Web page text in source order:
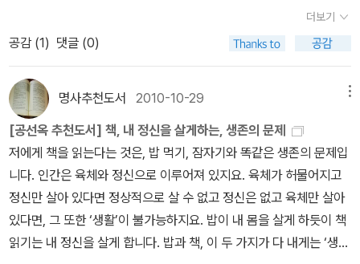
스런 전쟁통... 내가 누구 편인지 그 소속도 갈팡지팡한 전쟁통에 이편
대 당하고, 오로지 평범하게 살려는 일념으로 귀향을 단행하기에 이
른다. 이제 행복해질만도 한데... 현실은 그를 결코 평범하게 살도록
놓아두지는 않았다. 그의 옛친구 미시카는 형 페트로를 죽인 원수인
데, 이제는 귀여운 여동생 두냐시카를 아내로 맞아 매제가 되어 있었
으며,매제에게 쫓기는 그리고리는 고향을 떠난다. 다시 한 번 그는 의
지와 상관 없이 반혁명게릴라 부대에 잡혀 전투에 참여하게 되지만
그의 마음은 전쟁을 초월하여 아크시냐와의 재회에만 뜻을 두고 있었
고, 두 사람은 극적으로 재회하지만 총알 하나가 사랑하는 아크시냐
의 숨을 끊어 버린다. 누구 편의 총알인지 그런 것은 전혀 중요하지 않
입니다. <사기>는 본기, 표, 서, 세가, 열전으로 되어 있습니다. 본기
는 사마천이 살던 시기까지 작자가 생각하기에 역사의 가장 중요한
시기를 좌우했던 인물들에 관한 책이고, 표는 말 그대로 연표, 서는 전
래의 예악, 천관, 율법 등을 정리한 책입니다. 그래 역사를 전공하지
않는다면 표와 서를 읽을 필요는 없을 듯합니다. 세가는 본기에 실리
지 않았으나 영웅의 풍모를 지닌 사람들에 관한 기록입니다. 한 시대
를 대표하는 제후들이 주로 소개가 됩니다만 사마천은 이 속에 역사
상 첫 번째 민란의 주인공으로 진시황의 나라 진나라를 멸망으로 빠
지게 만든 일반 백성 출신의 농민반란군 수괴 진섭을 위해서도 한 챕
터를 마련해놓았습니다. 파란만장한 영웅들의 행적을 통해 자신의 행
미리 손을 쓰지 못한 분들은 도서관에서 대출해보셔도 좋겠다. 라쟈
노프스키의 <러시아의 역사>(까치, 2011)는 나도 학부 때 읽은 책으
생명력을 자랑한다. 현재 나와 있는 건 원서의 8판을 옮긴 개정판이
다. 20세기 대표 작가 중 숄로호프와 파스테르나크가 빠진 것에 대
해 질문하신 분도 계신데, 숄로호프의 경우에는 대표작 <고요한 돈강
>을 다룰 만하지만, 워낙 방대한 분량인데다가 현재 믿을 만한 번역
본이 나와 있지 않다. 이전에는 몇 종 있었지만 지금은 유일한 번역본
인 동서문화사판은 일어 중역본이다. 아직도 원전 번역은 이루어지지
않은 셈. 번역서가 나올 거라는 애기는 몇년 전에 접한 바 있지만 여의
치 않은 모양이다. 파스테르나크의 경우도 <닥터 지바고>를 다뤄야
희우리말의 보고, 혹은…… 그리고 그 모든 것!도스토옙스키전집 키워
드 : 인간학그리스인 조르바 / 니코스 카잔차키스키워드 : 자유혼박경
리의 모든 저작특히 『김약국의 딸들』 그리고 『토지』 박경리의 저작을
읽는다는 것은 박경리를 만나는 것이다. 박경리를 만난다는 것은, ‘조
선 어머니’의 품에 드는 것이다. 박경리는 단순히 작가만은 아니었다.
독일의 케테 콜비츠가 화가이기만 한 것이 아니었듯이.권정생의 모든
저작 박경리와 더불어, 그 사람과, 그 사람의 삶과 그 글이 일치한 작
가.고요한 돈강 / 미하일 숄로호프러시아만의 것이 아닌 인류의 대서
사삼국유사/ 일연시대에는 『사기』가 있고 시절에는 반드시 『유사』가
있음을 기억하시라!불경과 성경 인류의 지혜서, 만고불변의.각종 사
전류. 특히 국어사전부릴 수 있는 말의 총량에 따라 정신의 질과 양이
더보기
공감 (1) 댓글 (0)
명사추천도서 2010-10-29
[공선옥 추천도서] 책, 내 정신을 살게하는, 생존의 문제
저에게 책을 읽는다는 것은, 밥 먹기, 잠자기와 똑같은 생존의 문제입
니다. 인간은 육체와 정신으로 이루어져 있지요. 육체가 허물어지고
정신만 살아 있다면 정상적으로 살 수 없고 정신은 없고 육체만 살아
있다면, 그 또한 ‘생활’이 불가능하지요. 밥이 내 몸을 살게 하듯이 책
읽기는 내 정신을 살게 합니다. 밥과 책, 이 두 가지가 다 내게는 ‘생